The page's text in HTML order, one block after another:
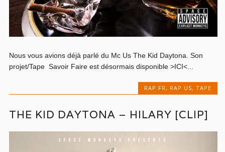
Nous vous avions déjà parlé du Mc Us The Kid Daytona. Son
projet/Tape Savoir Faire est désormais disponible >ICI<...
RAP FR, RAP US, TAPE
THE KID DAYTONA – HILARY [CLIP]